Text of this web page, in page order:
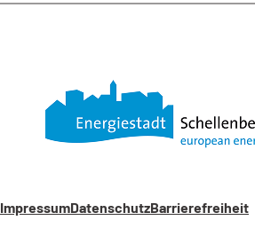
ImpressumDatenschutzBarrierefreiheit